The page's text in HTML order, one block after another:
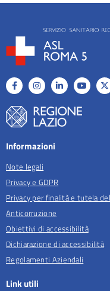
Informazioni
Note legali
Privacy e GDPR
Privacy per finalità e tutela
Anticorruzione
Obiettivi di accessibilità
Dichiarazione di accessibilità
Regolamenti Aziendali
Link utili